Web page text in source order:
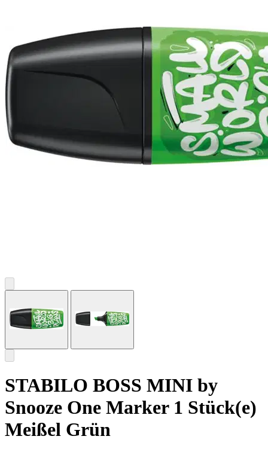
STABILO BOSS MINI by
Snooze One Marker 1 Stück(e)
Meißel Grün